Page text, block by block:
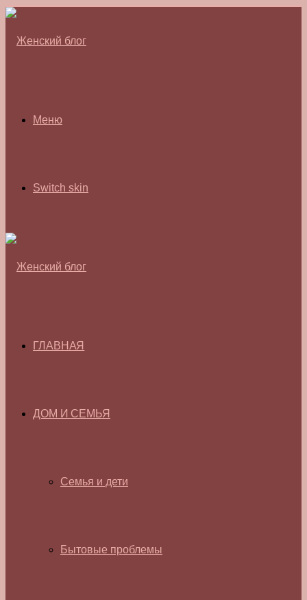
Меню
Switch skin
ГЛАВНАЯ
ДОМ И СЕМЬЯ
Семья и дети
Бытовые проблемы